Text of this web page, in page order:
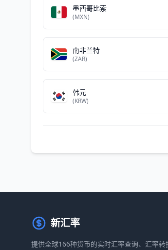
墨西哥比索
(MXN)
南非兰特
(ZAR)
韩元
(KRW)
新汇率
提供全球166种货币的实时汇率查询、汇率转